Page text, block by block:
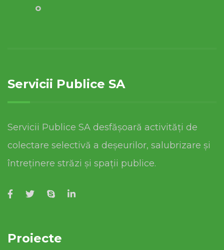
o
Servicii Publice SA
Servicii Publice SA desfășoară activități de
colectare selectivă a deșeurilor, salubrizare și
întreținere străzi și spații publice.
Proiecte